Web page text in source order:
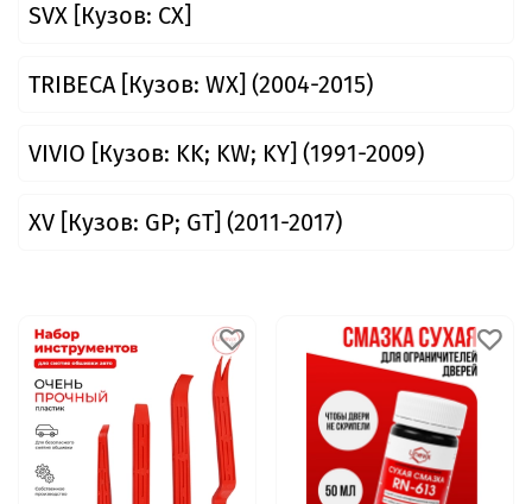
SVX [Кузов: CX]
TRIBECA [Кузов: WX] (2004-2015)
VIVIO [Кузов: KK; KW; KY] (1991-2009)
XV [Кузов: GP; GT] (2011-2017)